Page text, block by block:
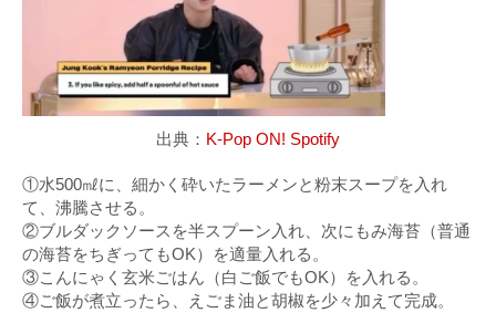
出典： K-Pop ON! Spotify
①水500㎖に、細かく砕いたラーメンと粉末スープを入れ
て、沸騰させる。
②ブルダックソースを半スプーン入れ、次にもみ海苔（普通
の海苔をちぎってもOK）を適量入れる。
③こんにゃく玄米ごはん（白ご飯でもOK）を入れる。
④ご飯が煮立ったら、えごま油と胡椒を少々加えて完成。